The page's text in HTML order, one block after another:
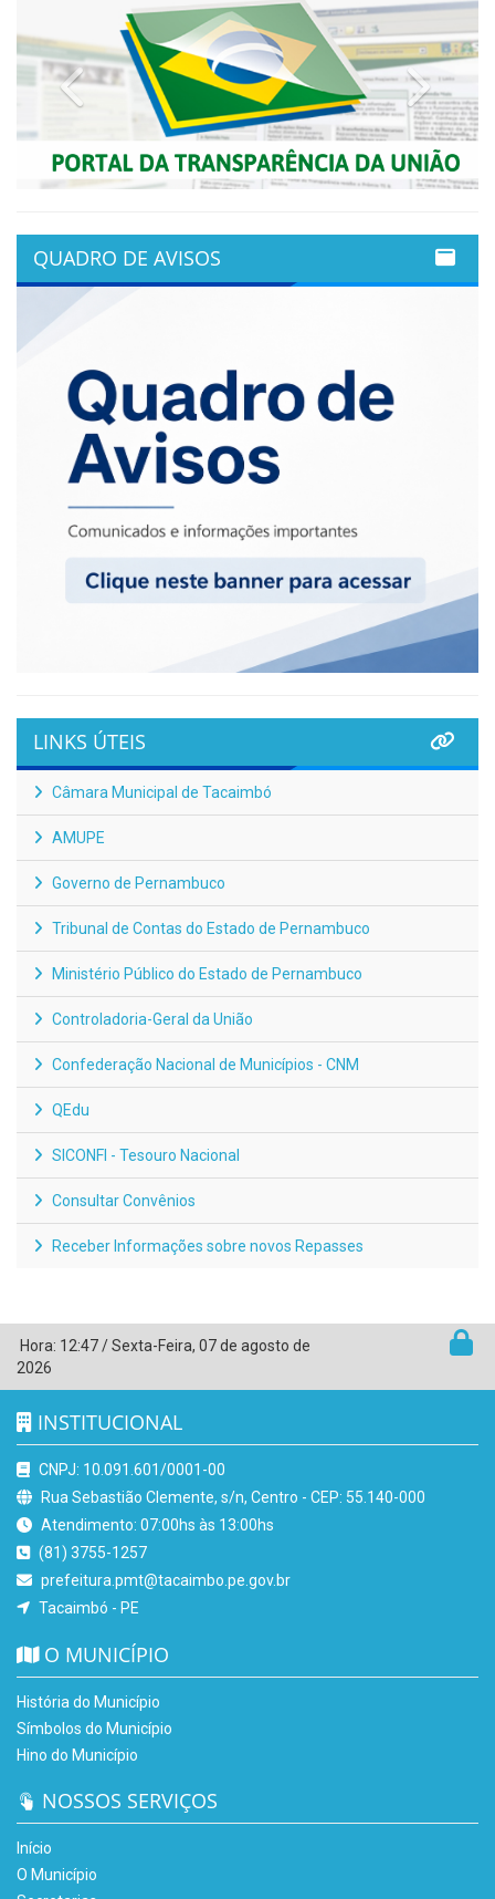
Previous Next
QUADRO DE AVISOS
LINKS ÚTEIS
Câmara Municipal de Tacaimbó
AMUPE
Governo de Pernambuco
Tribunal de Contas do Estado de Pernambuco
Ministério Público do Estado de Pernambuco
Controladoria-Geral da União
Confederação Nacional de Municípios - CNM
QEdu
SICONFI - Tesouro Nacional
Consultar Convênios
Receber Informações sobre novos Repasses
Hora: 12:47/Sexta-Feira, 07 de agosto de
2026
INSTITUCIONAL
CNPJ: 10.091.601/0001-00
Rua Sebastião Clemente, s/n, Centro - CEP: 55.140-000
Atendimento: 07:00hs às 13:00hs
(81) 3755-1257
prefeitura.pmt@tacaimbo.pe.gov.br
Tacaimbó - PE
O MUNICÍPIO
História do Município
Símbolos do Município
Hino do Município
NOSSOS SERVIÇOS
Início
O Município